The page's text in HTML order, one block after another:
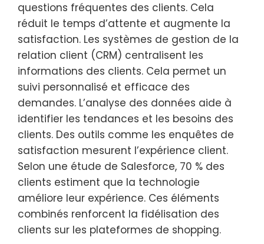
questions fréquentes des clients. Cela
réduit le temps d’attente et augmente la
satisfaction. Les systèmes de gestion de la
relation client (CRM) centralisent les
informations des clients. Cela permet un
suivi personnalisé et efficace des
demandes. L’analyse des données aide à
identifier les tendances et les besoins des
clients. Des outils comme les enquêtes de
satisfaction mesurent l’expérience client.
Selon une étude de Salesforce, 70 % des
clients estiment que la technologie
améliore leur expérience. Ces éléments
combinés renforcent la fidélisation des
clients sur les plateformes de shopping.